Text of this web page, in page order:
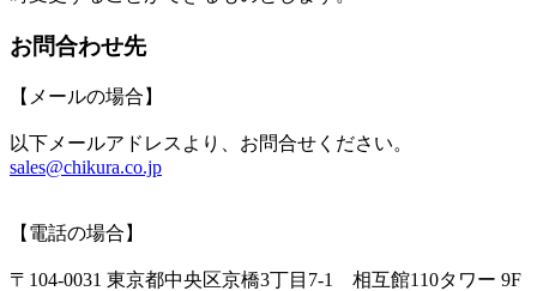
お問合わせ先
【メールの場合】
以下メールアドレスより、お問合せください。
sales@chikura.co.jp
【電話の場合】
〒104-0031 東京都中央区京橋3丁目7-1 相互館110タワー 9F